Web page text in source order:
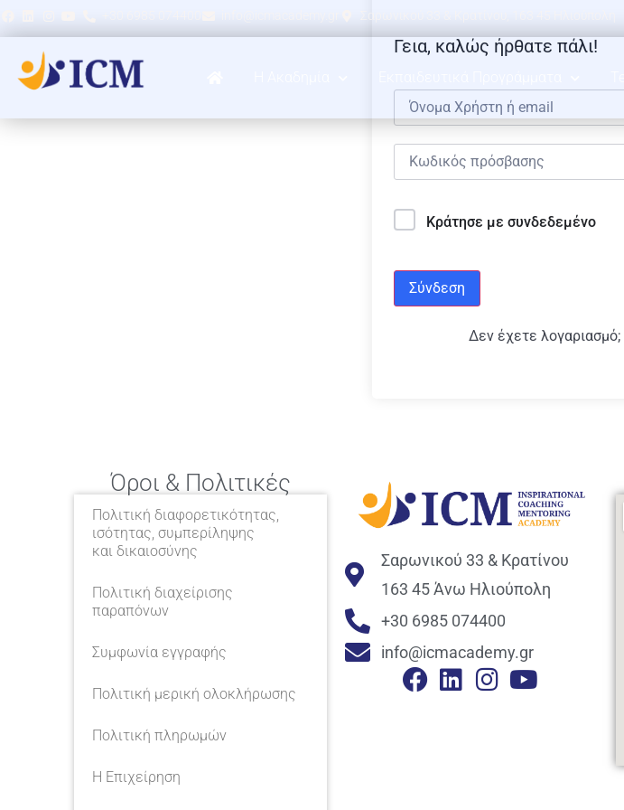
Γεια, καλώς ήρθατε πάλι!
Κράτησε με συνδεδεμένο
Σύνδεση
Δεν έχετε λογαριασμό;
Όροι & Πολιτικές
Πολιτική διαφορετικότητας,
ισότητας, συμπερίληψης
και δικαιοσύνης
Πολιτική διαχείρισης
παραπόνων
Συμφωνία εγγραφής
Πολιτική μερική ολοκλήρωσης
Πολιτική πληρωμών
Η Επιχείρηση
Σαρωνικού 33 & Κρατίνου
163 45 Άνω Ηλιούπολη
+30 6985 074400
info@icmacademy.gr